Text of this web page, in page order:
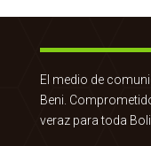
El medio de
Beni.
veraz para toda